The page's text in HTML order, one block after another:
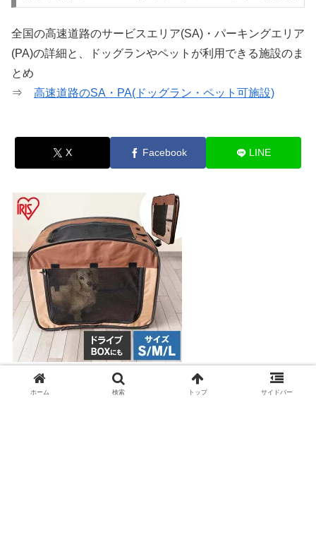
全国の高速道路のサービスエリア(SA)・パーキングエリア
(PA)の詳細と、ドッグランやペットが利用できる施設のま
とめ
⇒ 高速道路のSA・PA(ドッグラン・ペット可施設)
X Facebook LINE
パッと広がる折りたたみペットサークル
ホーム 検索 トップ サイドバー